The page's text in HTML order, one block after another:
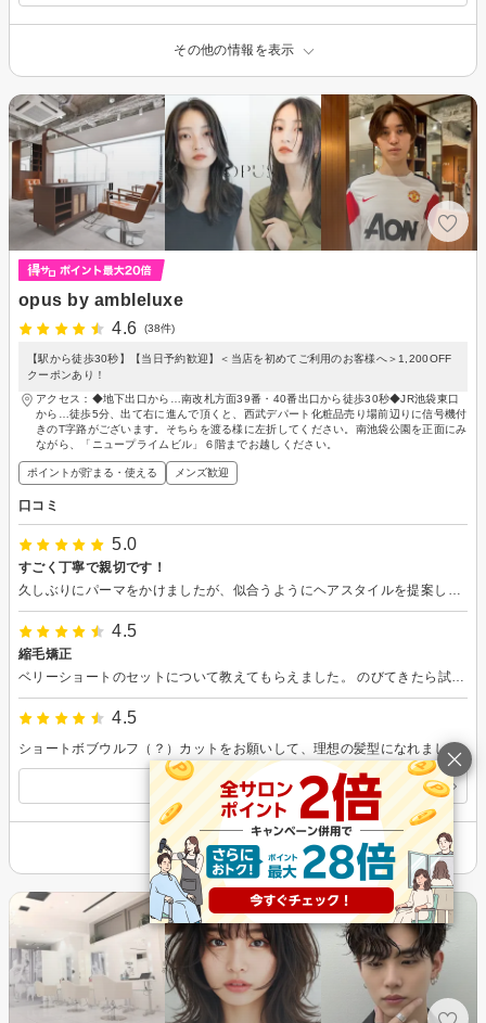
その他の情報を表示
opus by ambleluxe
4.6
(38件)
【駅から徒歩30秒】【当日予約歓迎】＜当店を初めてご利用のお客様へ＞1,200OFF
クーポンあり！
アクセス：◆地下出口から…南改札方面39番・40番出口から徒歩30秒◆JR池袋東口
から…徒歩5分、出て右に進んで頂くと、西武デパート化粧品売り場前辺りに信号機付
きのT字路がございます。そちらを渡る様に左折してください。南池袋公園を正面にみ
ながら、「ニュープライムビル」６階までお越しください。
ポイントが貯まる・使える メンズ歓迎
口コミ
5.0
すごく丁寧で親切です！
久しぶりにパーマをかけましたが、似合うようにヘアスタイルを提案してくださり、また提案通りの可愛い感じにしていただき大満足です。 普段のお手入れについても細かく教えていただき、とってもありがたかったです。 丁寧にしてくださったので遅い時間になってしまいましたが最後まで綺麗に仕上げていただきありがとうございました。 他のスタッフの人も最後までありがとうございました。
4.5
縮毛矯正
ベリーショートのセットについて教えてもらえました。 のびてきたら試してみようと思います
4.5
ショートボブウルフ（？）カットをお願いして、理想の髪型になれました！ カットがとても丁寧な上、スタイリング方法もパターン別に詳しく教えてくださいました！ お人柄もとても優しく、親身に髪の毛の相談に乗ってくれました！ それから、シャンプーとトリートメントをしてくださった方もとても丁寧に対応してくださって嬉しかったです！今までで美容院でしていただいたシャンプーの中で一番心地よかったですm(_ _)m
すべての口コミを見る
その他の情報を表示